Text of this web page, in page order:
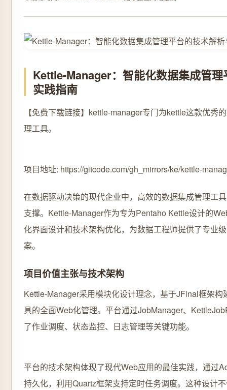
Kettle-Manager：智能化数据集成管
实践指南
【免费下载链接】kettle-manager专门为kettle这款优秀
理工具。
项目地址: https://gitcode.com/gh_mirrors/ke/kettle-
在数据驱动决策的现代企业中，高效的数据集成管理工
支撑。Kettle-Manager作为专为Pentaho Kettle设计的
化界面设计和技术架构优化，为数据工程师提供了专业
案。
项目价值主张与技术架构
Kettle-Manager采用模块化设计理念，基于JFinal框架
具的全面Web化管理。平台通过JobManager、
了作业调度、状态监控、日志管理等关键功能。
平台的技术架构体现了现代Web应用的最佳实践，通过
持久化，利用Quartz框架支持定时任务调度。这种设计